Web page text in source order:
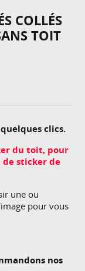
COLLÉS
TOIT
clics.
du toit, pour
de sticker de
une ou
pour vous
nos